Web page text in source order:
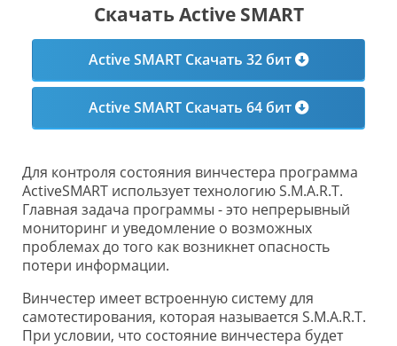
Скачать Active SMART
Active SMART Скачать 32 бит
Active SMART Скачать 64 бит
Для контроля состояния винчестера программа
ActiveSMART использует технологию S.M.A.R.T.
Главная задача программы - это непрерывный
мониторинг и уведомление о возможных
проблемах до того как возникнет опасность
потери информации.
Винчестер имеет встроенную систему для
самотестирования, которая называется S.M.A.R.T.
При условии, что состояние винчестера будет